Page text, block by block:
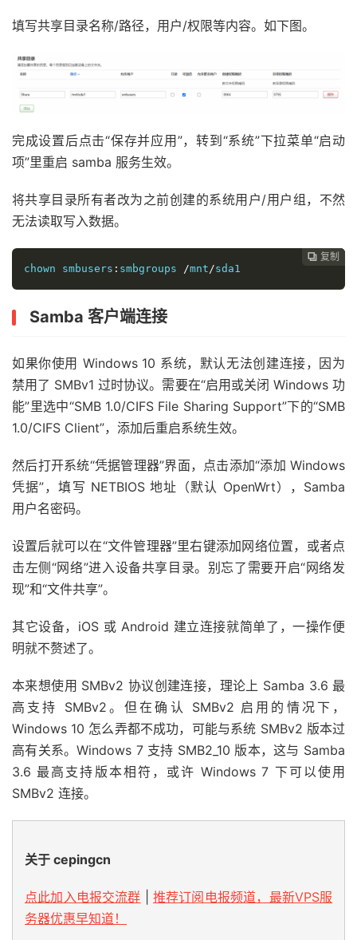
填写共享目录名称/路径，用户/权限等内容。如下图。
完成设置后点击“保存并应用”，转到“系统”下拉菜单“启动
项”里重启 samba 服务生效。
将共享目录所有者改为之前创建的系统用户/用户组，不然
无法读取写入数据。
 复制
 复制
 复制
chown smbusers : smbgroups /mnt /sda1
Samba 客户端连接
如果你使用 Windows 10 系统，默认无法创建连接，因为
禁用了 SMBv1 过时协议。需要在“启用或关闭 Windows 功
能”里选中“SMB 1.0/CIFS File Sharing Support”下的“SMB
1.0/CIFS Client”，添加后重启系统生效。
然后打开系统“凭据管理器”界面，点击添加“添加 Windows
凭据”，填写 NETBIOS 地址（默认 OpenWrt），Samba
用户名密码。
设置后就可以在“文件管理器”里右键添加网络位置，或者点
击左侧“网络”进入设备共享目录。别忘了需要开启“网络发
现”和“文件共享”。
其它设备，iOS 或 Android 建立连接就简单了，一操作便
明就不赘述了。
本来想使用 SMBv2 协议创建连接，理论上 Samba 3.6 最
高支持 SMBv2。但在确认 SMBv2 启用的情况下，
Windows 10 怎么弄都不成功，可能与系统 SMBv2 版本过
高有关系。Windows 7 支持 SMB2_10 版本，这与 Samba
3.6 最高支持版本相符，或许 Windows 7 下可以使用
SMBv2 连接。
关于 cepingcn
点此加入电报交流群
推荐订阅电报频道，最新VPS服
务器优惠早知道！